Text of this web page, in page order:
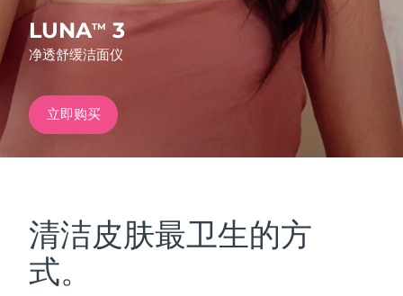
LUNATM 3
净透舒缓洁面仪
立即购买
清洁皮肤最卫生的方
式。
特别优惠 畅销产品
红光疗法
法国 预计送达日期
德国 预计送达日期
加拿大 预计送达日期
奥地利 预计送达日期
巴林